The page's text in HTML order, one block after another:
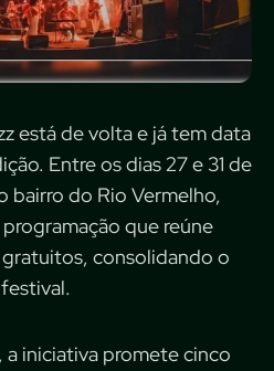
está de volta e já tem data
Entre os dias 27 e 31 de
bairro do Rio Vermelho,
que reúne
gratuitos, consolidando o
a iniciativa promete cinco